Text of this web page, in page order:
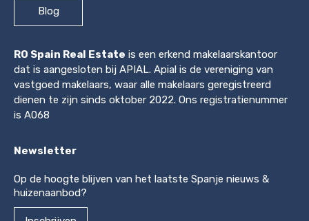
Blog
RO Spain Real Estate is een erkend makelaarskantoor
dat is aangesloten bij APIAL. Apial is de vereniging van
vastgoed makelaars, waar alle makelaars geregistreerd
dienen te zijn sinds oktober 2022. Ons registratienummer
is A068
Newsletter
Op de hoogte blijven van het laatste Spanje nieuws &
huizenaanbod?